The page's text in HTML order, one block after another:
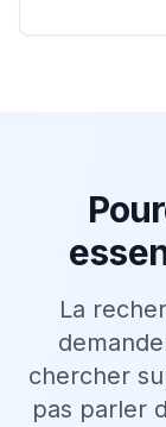
La
chercher
pas parler